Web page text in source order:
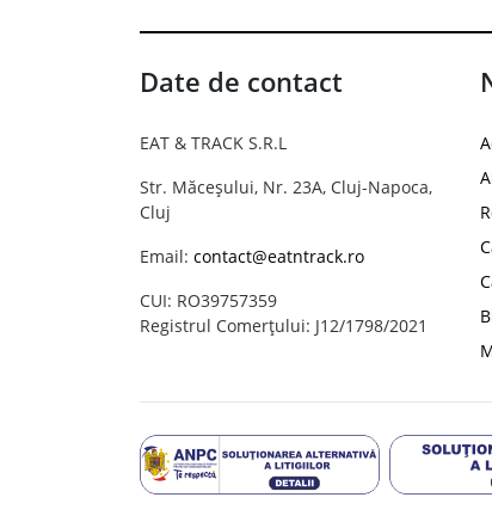
Date de contact
EAT & TRACK S.R.L
Str. Măceșului, Nr. 23A, Cluj-Napoca,
Cluj
Email: contact@eatntrack.ro
CUI: RO39757359
Registrul Comerțului: J12/1798/2021